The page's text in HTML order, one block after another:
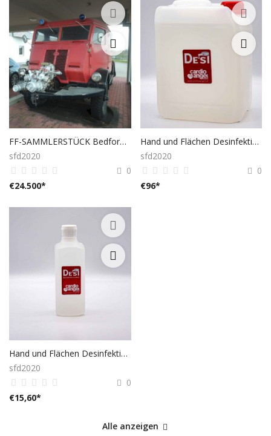
FF-SAMMLERSTÜCK Bedford Bj 1940
sfd2020
0
€24.500*
Hand und Flächen Desinfektion 1x5 LITER Ethanol
sfd2020
0
€96*
Hand und Flächen Desinfektion 1x500ml Ethanol
sfd2020
0
€15,60*
Alle anzeigen